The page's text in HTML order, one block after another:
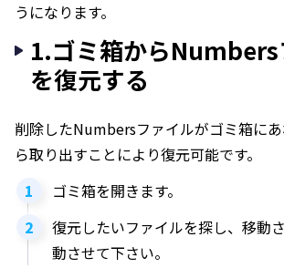
うになります。
1.ゴミ箱からNumbers
を復元する
削除したNumbersファイルがゴミ箱に
ら取り出すことにより復元可能です。
ゴミ箱を開きます。
復元したいファイルを探し、移動
動させて下さい。